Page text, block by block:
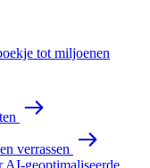
tot miljoenen
verrassen
AI-geoptimaliseerde